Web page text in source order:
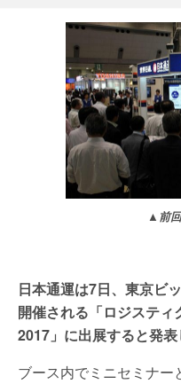
▲前
日本通運は7日、東京ビ
開催される「ロジステ
2017」に出展すると発表
ブース内でミニセミナー